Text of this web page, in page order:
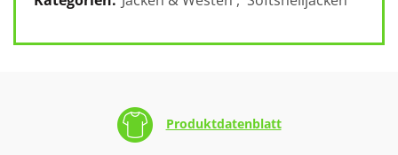
Produktdatenblatt